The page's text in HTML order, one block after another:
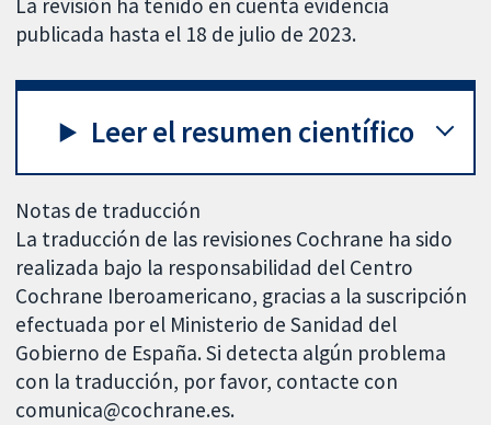
La revisión ha tenido en cuenta evidencia
publicada hasta el 18 de julio de 2023.
Leer el resumen científico
Notas de traducción
La traducción de las revisiones Cochrane ha sido
realizada bajo la responsabilidad del Centro
Cochrane Iberoamericano, gracias a la suscripción
efectuada por el Ministerio de Sanidad del
Gobierno de España. Si detecta algún problema
con la traducción, por favor, contacte con
comunica@cochrane.es.